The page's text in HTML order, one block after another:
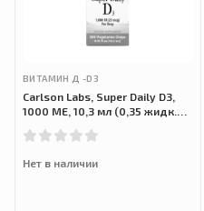
ВИТАМИН Д -D3
Carlson Labs, Super Daily D3,
1000 МЕ, 10,3 мл (0,35 жидк.
Нет в наличии